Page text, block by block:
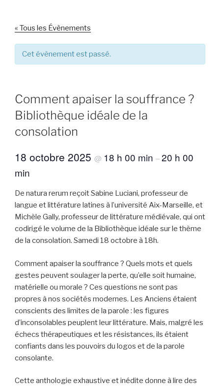
« Tous les Évènements
Cet évènement est passé.
Comment apaiser la souffrance ?
Bibliothèque idéale de la
consolation
18 octobre 2025 @ 18 h 00 min –20 h 00
min
De natura rerum reçoit Sabine Luciani, professeur de
langue et littérature latines à l’université Aix-Marseille, et
Michèle Gally, professeur de littérature médiévale, qui ont
codirigé le volume de la Bibliothèque idéale sur le thème
de la consolation. Samedi 18 octobre à 18h.
Comment apaiser la souffrance ? Quels mots et quels
gestes peuvent soulager la perte, qu’elle soit humaine,
matérielle ou morale ? Ces questions ne sont pas
propres à nos sociétés modernes. Les Anciens étaient
conscients des limites de la parole : les figures
d’inconsolables peuplent leur littérature. Mais, malgré les
échecs thérapeutiques et les résistances, ils étaient
confiants dans les pouvoirs du logos et de la parole
consolante.
Cette anthologie exhaustive et inédite donne à lire des